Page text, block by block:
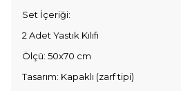
Set İçeriği:
2 Adet Yastık Kılıfı
Ölçü: 50x70 cm
Tasarım: Kapaklı (zarf tipi)